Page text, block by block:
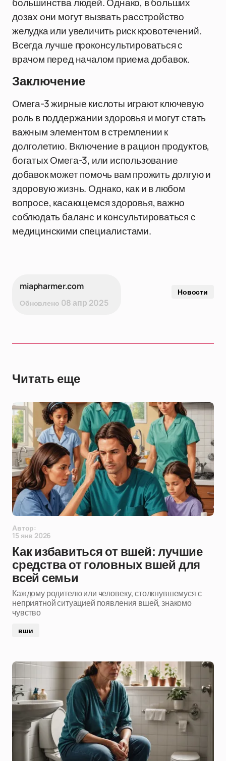
дозах они могут вызвать расстройство
желудка или увеличить риск кровотечений.
Всегда лучше проконсультироваться с
врачом перед началом приема добавок.
Заключение
Омега-3 жирные кислоты играют ключевую
роль в поддержании здоровья и могут стать
важным элементом в стремлении к
долголетию. Включение в рацион продуктов,
богатых Омега-3, или использование
добавок может помочь вам прожить долгую и
здоровую жизнь. Однако, как и в любом
вопросе, касающемся здоровья, важно
соблюдать баланс и консультироваться с
медицинскими специалистами.
miapharmer.com
Обновлено 08 апр 2025
Новости
Читать еще
Автор:
15 янв 2026
Как избавиться от вшей: лучшие
средства от головных вшей для
всей семьи
Каждому родителю или человеку, столкнувшемуся с
неприятной ситуацией появления вшей, знакомо
чувство
вши